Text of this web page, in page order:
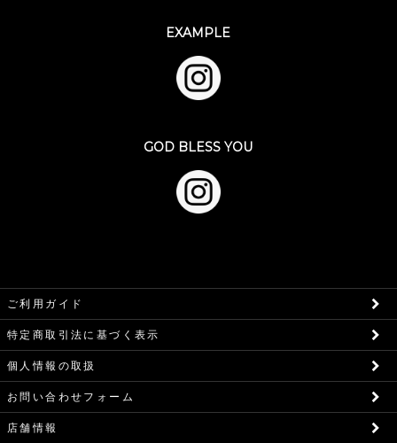
EXAMPLE
GOD BLESS YOU
ご利用ガイド
特定商取引法に基づく表示
個人情報の取扱
お問い合わせフォーム
店舗情報